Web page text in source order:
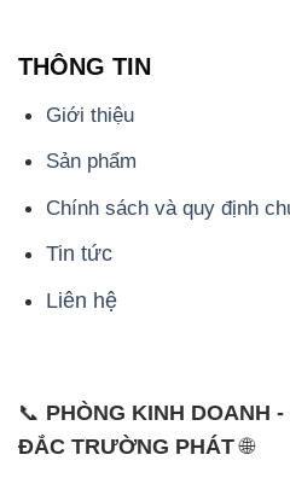
THÔNG TIN
Giới thiệu
Sản phẩm
Chính sách và quy định
Tin tức
Liên hệ
📞 PHÒNG KINH DOANH
ĐẮC TRƯỜNG PHÁT🌐